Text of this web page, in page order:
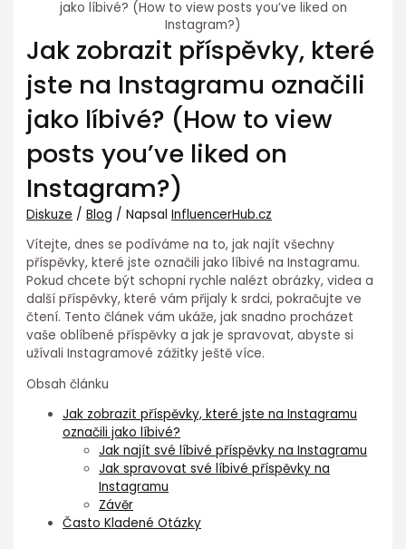
jako líbivé? (How to view posts you’ve liked on
Instagram?)
Jak zobrazit příspěvky, které
jste na Instagramu označili
jako líbivé? (How to view
posts you’ve liked on
Instagram?)
Diskuze /Blog / NapsalInfluencerHub.cz
Vítejte, dnes se podíváme na to, jak najít všechny
příspěvky, které jste označili jako líbivé na Instagramu.
Pokud chcete být schopni rychle nalézt obrázky, videa a
další příspěvky, které vám přijaly k srdci, pokračujte ve
čtení. Tento článek vám ukáže, jak snadno procházet
vaše oblíbené příspěvky a jak je spravovat, abyste si
užívali Instagramové zážitky ještě více.
Obsah článku
Jak zobrazit příspěvky, které jste na Instagramu
označili jako líbivé?
Jak najít své líbivé příspěvky na Instagramu
Jak spravovat své líbivé příspěvky na
Instagramu
Závěr
Často Kladené Otázky